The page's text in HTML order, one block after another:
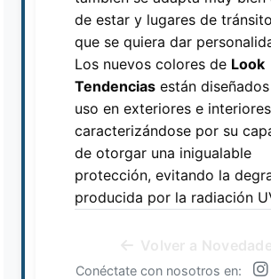
de estar y lugares de
que se quiera dar
Los nuevos colores de Look
Tendencias están
uso en exteriores e
caracterizándose por su
de otorgar una inigualable
protección, evitando la
producida por la radiación
Conéctate con nosotros en: